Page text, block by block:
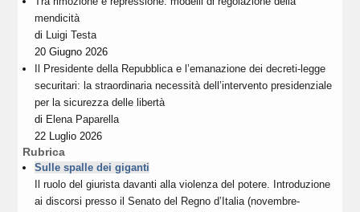
mendicità
di
Luigi Testa
20 Giugno 2026
Il Presidente della Repubblica e l’emanazione dei decreti-legge
securitari: la straordinaria necessità dell’intervento presidenziale
per la sicurezza delle libertà
di Elena Paparella
22 Luglio 2026
Rubrica
Sulle spalle dei giganti
Il ruolo del giurista davanti alla violenza del potere. Introduzione
ai discorsi presso il Senato del Regno d’Italia (novembre-